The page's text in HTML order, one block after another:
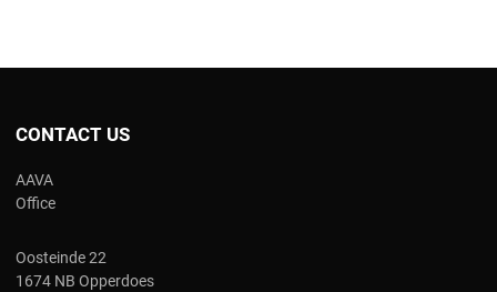
CONTACT US
AAVA
Office
Oosteinde 22
1674 NB Opperdoes